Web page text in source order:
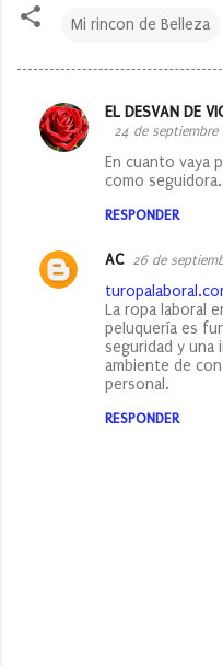
Mi rincon de Belleza
C
t
EL DESVAN DE
24 de
En cuanto vaya
como
RESPONDER
AC 26 de
La ropa laboral
peluquería es
seguridad y una
ambiente de
personal.
RESPONDER